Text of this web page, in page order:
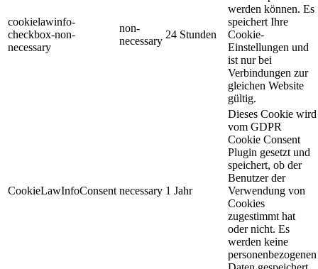
cookielawinfo-
checkbox-non-
necessary
non-
necessary
24 Stunden
werden können. Es
speichert Ihre
Cookie-
Einstellungen und
ist nur bei
Verbindungen zur
gleichen Website
gültig.
CookieLawInfoConsent necessary 1 Jahr
Dieses Cookie wird
vom GDPR
Cookie Consent
Plugin gesetzt und
speichert, ob der
Benutzer der
Verwendung von
Cookies
zugestimmt hat
oder nicht. Es
werden keine
personenbezogenen